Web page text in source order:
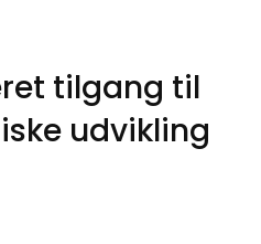
tilgang til
udvikling